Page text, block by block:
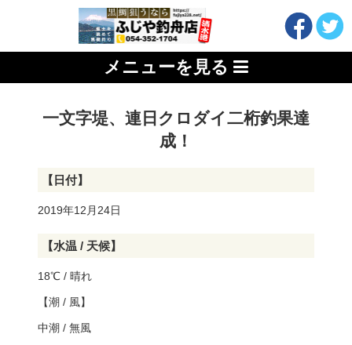
メニューを見る
一文字堤、連日クロダイ二桁釣果達
成！
【日付】
2019年12月24日
【水温 / 天候】
18℃ / 晴れ
【潮 / 風】
中潮 / 無風